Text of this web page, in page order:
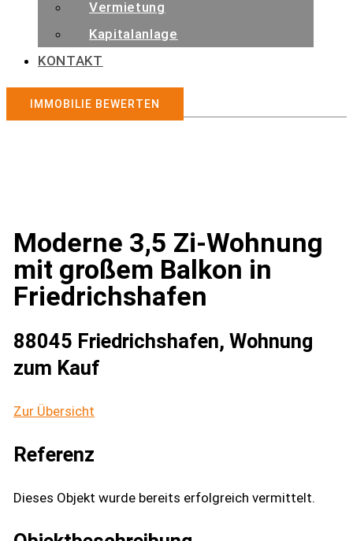
Vermietung
Kapitalanlage
KONTAKT
IMMOBILIE BEWERTEN
Moderne 3,5 Zi-Wohnung
mit großem Balkon in
Friedrichshafen
88045 Friedrichshafen, Wohnung
zum Kauf
Zur Übersicht
Referenz
Dieses Objekt wurde bereits erfolgreich vermittelt.